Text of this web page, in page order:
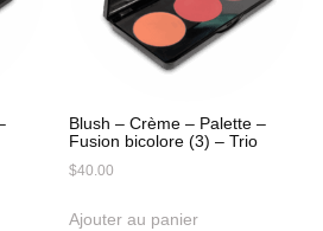
Blush – Crème – Palette –
Fusion bicolore (3) – Trio
$40.00
Ajouter au panier